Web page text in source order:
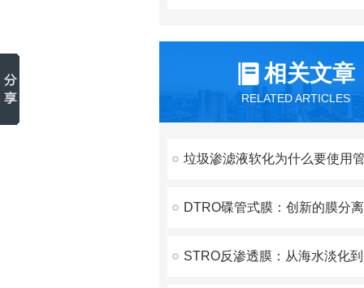
相关文章
RELATED ARTICLES
DTRO碟管式膜：创新的膜分
STRO反渗透膜：从海水淡化